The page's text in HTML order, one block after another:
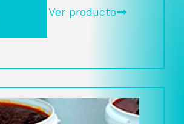
Ver producto